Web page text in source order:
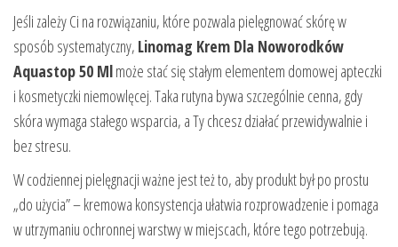
Jeśli zależy Ci na rozwiązaniu, które pozwala pielęgnować skórę w
sposób systematyczny, Linomag Krem Dla Noworodków
Aquastop 50 Mlmoże stać się stałym elementem domowej apteczki
i kosmetyczki niemowlęcej. Taka rutyna bywa szczególnie cenna, gdy
skóra wymaga stałego wsparcia, a Ty chcesz działać przewidywalnie i
bez stresu.
W codziennej pielęgnacji ważne jest też to, aby produkt był po prostu
„do użycia” – kremowa konsystencja ułatwia rozprowadzenie i pomaga
w utrzymaniu ochronnej warstwy w miejscach, które tego potrzebują.